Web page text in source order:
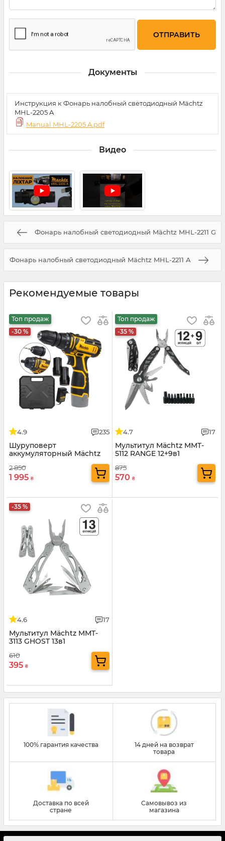
Документы
Инструкция к Фонарь налобный светодиодный Mächtz
MHL-2205 A
Manual MHL-2205 A.pdf
Видео
Фонарь налобный светодиодный Mächtz MHL-2211 G
Фонарь налобный светодиодный Mächtz MHL-2211 A
Рекомендуемые товары
Топ продаж
-30 %
4.9 235
Шуруповерт
аккумуляторный Mächtz
2 850
1 995 ₴
Топ продаж
-35 %
4.7 17
Мультитул Mächtz MMT-
5112 RANGE 12+9в1
875
570 ₴
-35 %
4.6 17
Мультитул Mächtz MMT-
3113 GHOST 13в1
610
395 ₴
100% гарантия качества
14 дней на возврат
товара
Доставка по всей
стране
Самовывоз из
магазина